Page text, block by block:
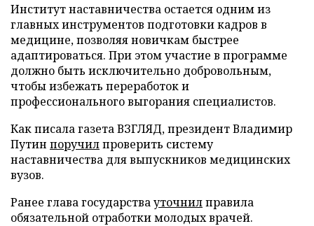
Институт наставничества остается одним из
главных инструментов подготовки кадров в
медицине, позволяя новичкам быстрее
адаптироваться. При этом участие в программе
должно быть исключительно добровольным,
чтобы избежать переработок и
профессионального выгорания специалистов.
Как писала газета ВЗГЛЯД, президент Владимир
Путин поручилпроверить систему
наставничества для выпускников медицинских
вузов.
Ранее глава государствауточнилправила
обязательной отработки молодых врачей.